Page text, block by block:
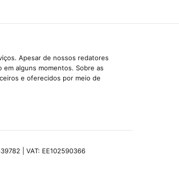
Apesar de nossos redatores
alguns momentos. Sobre as
e oferecidos por meio de
| VAT: EE102590366